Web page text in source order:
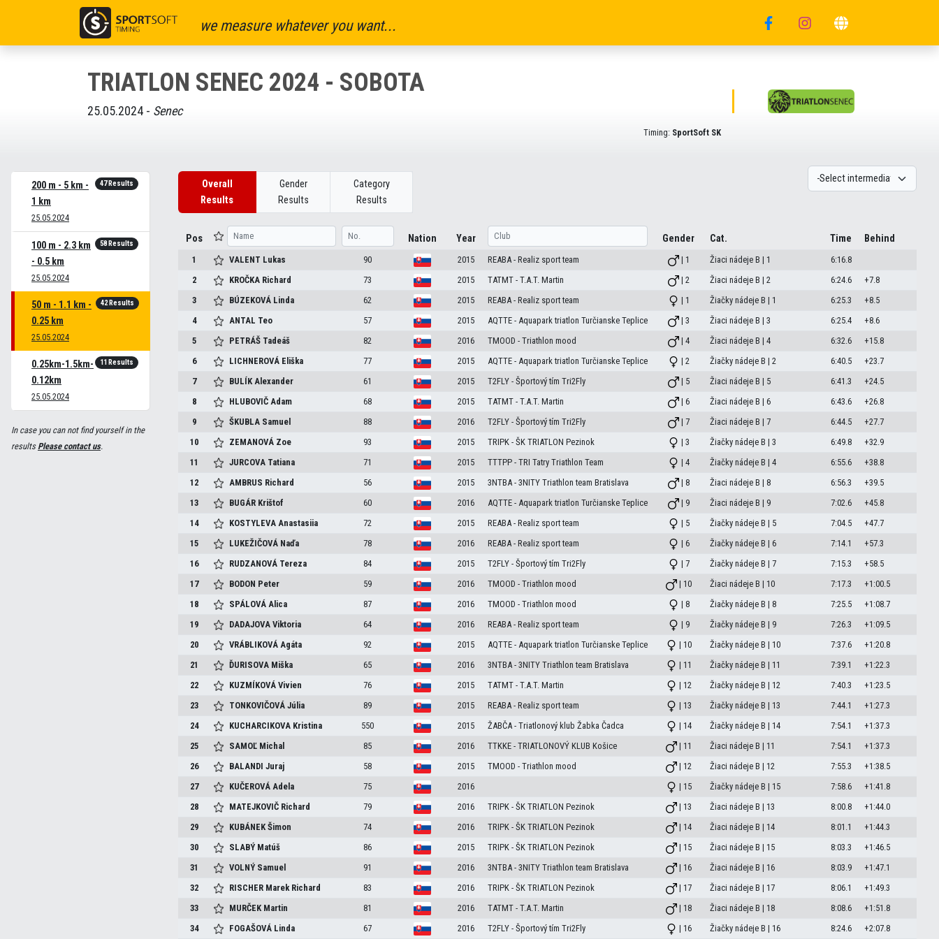
we measure whatever you want...
TRIATLON SENEC 2024 - SOBOTA
25.05.2024 - Senec
Timing: SportSoft SK
200 m - 5 km -
1 km
25.05.2024
47 Results
100 m - 2.3 km
- 0.5 km
25.05.2024
58 Results
50 m - 1.1 km -
0.25 km
25.05.2024
42 Results
0.25km-1.5km-
0.12km
25.05.2024
11 Results
In case you can not find yourself in the
resultsPlease contact us.
Overall
Results
Gender
Results
Category
Results
Pos Nation Year Gender Cat. Time Behind
1 VALENT Lukas 90 2015 REABA - Realiz sport team | 1 Žiaci nádeje B | 1
6:16.8
2
KROČKA Richard 73 2015 TATMT - T.A.T. Martin | 2 Žiaci nádeje B | 2 6:24.6
+7.8
3
BÚZEKOVÁ Linda 62 2015 REABA - Realiz sport team | 1 Žiačky nádeje B | 1 6:25.3
+8.5
4
ANTAL Teo 57 2015 AQTTE - Aquapark triatlon Turčianske Teplice | 3 Žiaci nádeje B | 3 6:25.4
+8.6
5
PETRÁŠ Tadeáš 82 2016 TMOOD - Triathlon mood | 4 Žiaci nádeje B | 4 6:32.6
+15.8
6
LICHNEROVÁ Eliška 77 2015 AQTTE - Aquapark triatlon Turčianske Teplice | 2 Žiačky nádeje B | 2 6:40.5
+23.7
7
BULÍKAlexander 61 2015 T2FLY - Športový tím Tri2Fly | 5 Žiaci nádeje B | 5 6:41.3
+24.5
8
HLUBOVIČAdam 68 2015 TATMT - T.A.T. Martin | 6 Žiaci nádeje B | 6 6:43.6
+26.8
9
ŠKUBLA Samuel 88 2016 T2FLY - Športový tím Tri2Fly | 7 Žiaci nádeje B | 7 6:44.5
+27.7
10
ZEMANOVÁ Zoe 93 2015 TRIPK - ŠK TRIATLON Pezinok | 3 Žiačky nádeje B | 3 6:49.8
+32.9
11
JURCOVA Tatiana 71 2015 TTTPP - TRI Tatry Triathlon Team | 4 Žiačky nádeje B | 4 6:55.6
+38.8
12
AMBRUS Richard 56 2015 3NTBA - 3NITY Triathlon team Bratislava | 8 Žiaci nádeje B | 8 6:56.3
+39.5
13
BUGÁR Krištof 60 2016 AQTTE - Aquapark triatlon Turčianske Teplice | 9 Žiaci nádeje B | 9 7:02.6
+45.8
14
KOSTYLEVAAnastasiia 72 2015 REABA - Realiz sport team | 5 Žiačky nádeje B | 5 7:04.5
+47.7
15
LUKEŽIČOVÁ Naďa 78 2016 REABA - Realiz sport team | 6 Žiačky nádeje B | 6 7:14.1
+57.3
16
RUDZANOVÁ Tereza 84 2015 T2FLY - Športový tím Tri2Fly | 7 Žiačky nádeje B | 7 7:15.3
+58.5
17
BODON Peter 59 2016 TMOOD - Triathlon mood | 10 Žiaci nádeje B | 10 7:17.3
+1:00.5
18
SPÁLOVÁAlica 87 2016 TMOOD - Triathlon mood | 8 Žiačky nádeje B | 8 7:25.5
+1:08.7
19
DADAJOVAViktoria 64 2016 REABA - Realiz sport team | 9 Žiačky nádeje B | 9 7:26.3
+1:09.5
20
VRÁBLIKOVÁAgáta 92 2015 AQTTE - Aquapark triatlon Turčianske Teplice | 10 Žiačky nádeje B | 10 7:37.6
+1:20.8
21
ĎURISOVA Miška 65 2016 3NTBA - 3NITY Triathlon team Bratislava | 11 Žiačky nádeje B | 11 7:39.1
+1:22.3
22
KUZMÍKOVÁVivien 76 2015 TATMT - T.A.T. Martin | 12 Žiačky nádeje B | 12 7:40.3
+1:23.5
23
TONKOVIČOVÁJúlia 89 2015 REABA - Realiz sport team | 13 Žiačky nádeje B | 13 7:44.1
+1:27.3
24
KUCHARCIKOVA Kristina 550 2015 ŽABČA - Triatlonový klub Žabka Čadca | 14 Žiačky nádeje B | 14 7:54.1
+1:37.3
25
SAMOĽ Michal 85 2016 TTKKE - TRIATLONOVÝ KLUB Košice | 11 Žiaci nádeje B | 11 7:54.1
+1:37.3
26
BALANDIJuraj 58 2015 TMOOD - Triathlon mood | 12 Žiaci nádeje B | 12 7:55.3
+1:38.5
27
KUČEROVÁAdela 75 2016 | 15 Žiačky nádeje B | 15 7:58.6
+1:41.8
28
MATEJKOVIČ Richard 79 2016 TRIPK - ŠK TRIATLON Pezinok | 13 Žiaci nádeje B | 13 8:00.8
+1:44.0
29
KUBÁNEKŠimon 74 2016 TRIPK - ŠK TRIATLON Pezinok | 14 Žiaci nádeje B | 14 8:01.1
+1:44.3
30
SLABÝ Matúš 86 2015 TRIPK - ŠK TRIATLON Pezinok | 15 Žiaci nádeje B | 15 8:03.3
+1:46.5
31
VOLNÝ Samuel 91 2016 3NTBA - 3NITY Triathlon team Bratislava | 16 Žiaci nádeje B | 16 8:03.9
+1:47.1
32
RISCHER Marek Richard 83 2016 TRIPK - ŠK TRIATLON Pezinok | 17 Žiaci nádeje B | 17 8:06.1
+1:49.3
33
MURČEK Martin 81 2016 TATMT - T.A.T. Martin | 18 Žiaci nádeje B | 18 8:08.6
+1:51.8
34
FOGAŠOVÁ Linda 67 2016 T2FLY - Športový tím Tri2Fly | 16 Žiačky nádeje B | 16 8:24.6 +2:07.8